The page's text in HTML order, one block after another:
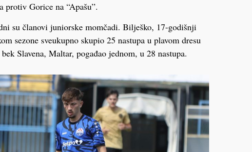
Gorice na “Apašu”.
su članovi juniorske momčadi. Bilješko, 17-godišnji
sezone sveukupno skupio 25 nastupa u plavom dresu
Slavena, Maltar, pogađao jednom, u 28 nastupa.